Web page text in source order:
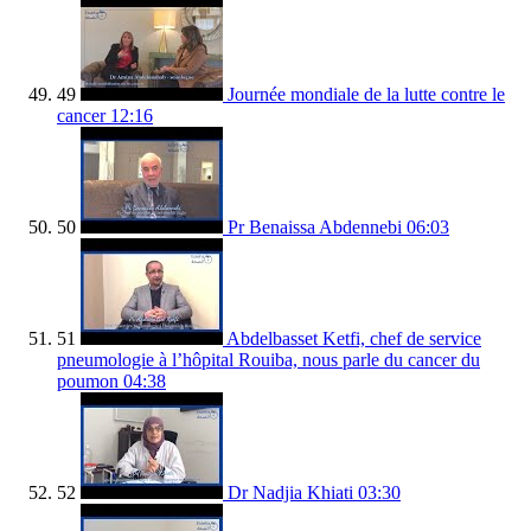
49
Journée mondiale de la lutte contre le
cancer 12:16
50 Pr Benaissa Abdennebi 06:03
51
Abdelbasset Ketfi, chef de service
pneumologie à l’hôpital Rouiba, nous parle du cancer du
poumon 04:38
52 Dr Nadjia Khiati 03:30